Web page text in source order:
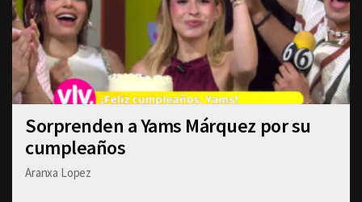
Sorprenden a Yams Márquez por su
cumpleaños
Aranxa Lopez